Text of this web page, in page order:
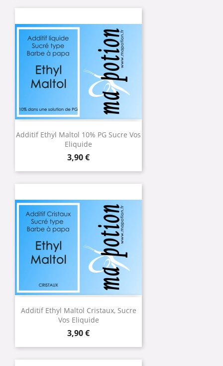
Additif Ethyl Maltol 10% PG Sucre Vos
Eliquide
Prix
3,90 €
Additif Ethyl Maltol Cristaux, Sucre
Vos Eliquide
Prix
3,90 €